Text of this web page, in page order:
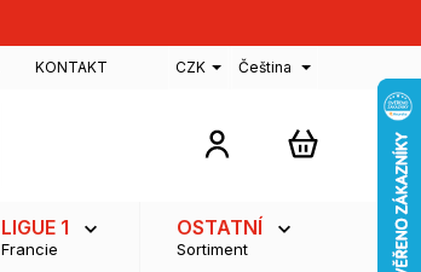
KONTAKT CZK Čeština
NÁKUPNÍ
LIGUE 1
Francie
OSTATNÍ
Sortiment